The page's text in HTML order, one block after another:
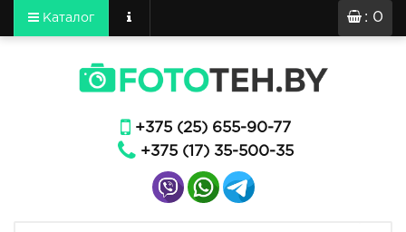
: 0
Каталог
+375 (25) 655-90-77
+375 (17) 35-500-35